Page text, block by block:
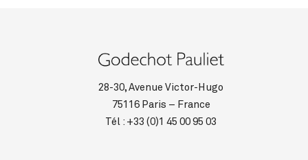
28-30, Avenue Victor-Hugo
75116 Paris – France
Tél : +33 (0)1 45 00 95 03